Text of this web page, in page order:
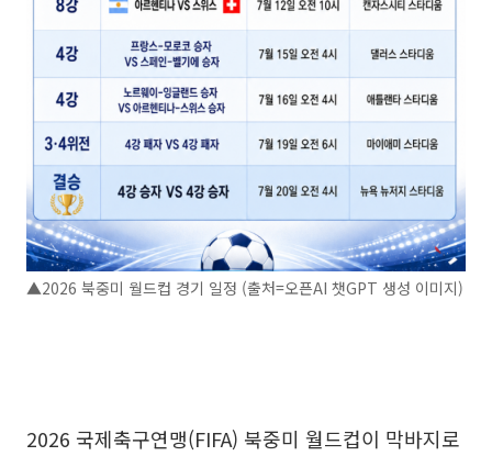
▲2026 북중미 월드컵 경기 일정 (출처=오픈AI 챗GPT 생성 이미지)
2026 국제축구연맹(FIFA) 북중미 월드컵이 막바지로